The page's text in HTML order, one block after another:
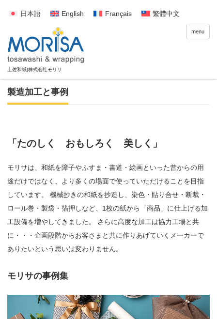
日本語 English Français 繁體中文
menu
製造加工と事例
「たのしく おもしろく 美しく」
モリサは、和紙を障子やふすま・書道・絵画といった昔からの用
途だけではなく、より多くの場面で使っていただけることを目指
しています。 機械抄きの和紙を抄造し、染色・貼り合せ・断裁・
ロール巻・製袋・箔押しなど、1枚の紙から「商品」に仕上げる加
工設備を増やしてきました。 さらに高度な加工は協力工場と共
に・・・企画段階からお客さまと共に作りあげていくメーカーで
ありたいという思いは変わりません。
モリサの事例集